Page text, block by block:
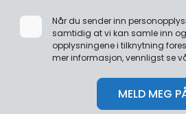
Når du sender inn
samtidig at vi kan samle inn
opplysningene i tilknytning
mer informasjon, vennligst se